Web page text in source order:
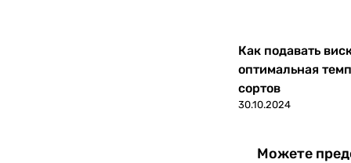
Как подавать
оптимальная
сортов
30.10.2024
Можете